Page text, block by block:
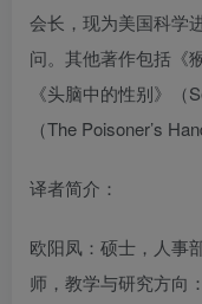
会长，现为美国科学
问。其他著作包括《
《头脑中的性别》（
（The Poisoner’s
译者简介：
欧阳凤：硕士，人事
师，教学与研究方向